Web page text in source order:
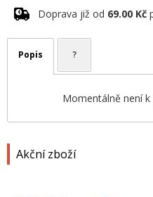
Akční zboží
Doprava již od 69.00 Kč
Popis ?
Momentálně není